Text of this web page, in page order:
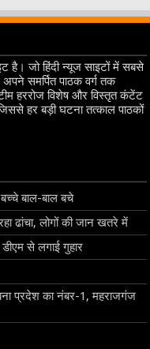
है। जो हिंदी न्यूज साइटों में सबसे
अपने समर्पित पाठक वर्ग तक
हररोज विशेष और विस्तृत कंटेंट
हर बड़ी घटना तत्काल पाठकों
बाल-बाल बचे
ढांचा, लोगों की जान खतरे में
से लगाई गुहार
प्रदेश का नंबर-1, महराजगंज